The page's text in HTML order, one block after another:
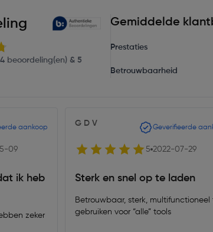
beoordeling(en) & 5
Gemiddelde
Prestaties
Betrouwbaarheid
aankoop
09
ik heb
zeker
G D V Geverifieerde
5 2022-07-29
Sterk en snel op te laden
Betrouwbaar, sterk, multifunctioneel
gebruiken voor “alle” tools